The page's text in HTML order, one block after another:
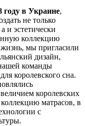
году в Украине,
не только
и эстетически
коллекцию
мы пригласили
дизайн,
команды
королевского сна.
королевских
матрасов, в
с